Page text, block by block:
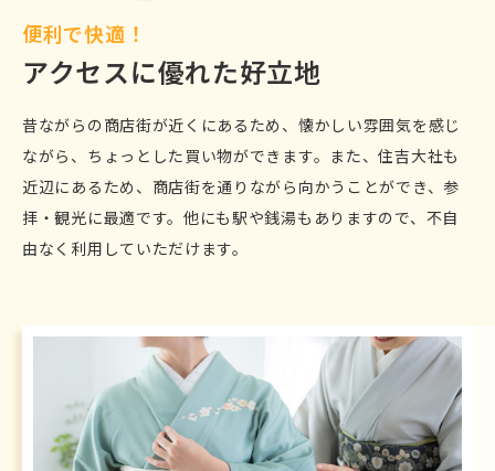
便利で快適！
アクセスに優れた好立地
昔ながらの商店街が近くにあるため、懐かしい雰囲気を感じ
ながら、ちょっとした買い物ができます。また、住吉大社も
近辺にあるため、商店街を通りながら向かうことができ、参
拝・観光に最適です。他にも駅や銭湯もありますので、不自
由なく利用していただけます。